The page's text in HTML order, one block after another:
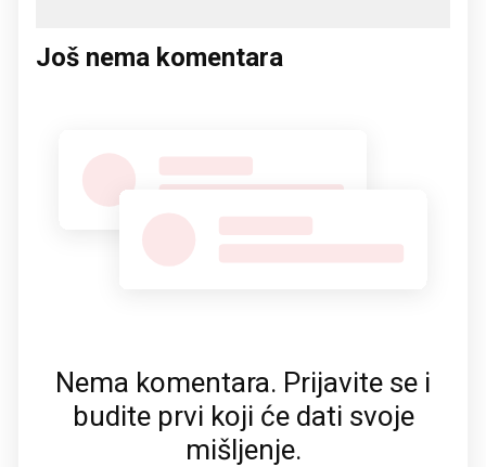
Još nema komentara
Nema komentara. Prijavite se i
budite prvi koji će dati svoje
mišljenje.